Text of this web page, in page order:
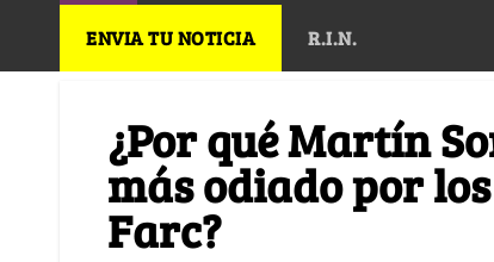
ENVIA TU NOTICIA R.I.N.
¿Por qué Martín
más odiado por
Farc?